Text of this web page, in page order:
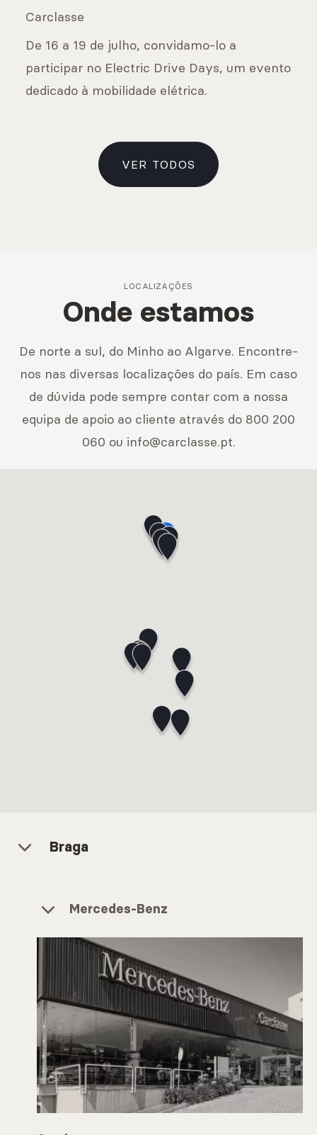
Carclasse
De 16 a 19 de julho, convidamo-lo a
participar no Electric Drive Days, um evento
dedicado à mobilidade elétrica.
VER TODOS
LOCALIZAÇÕES
Onde estamos
De norte a sul, do Minho ao Algarve. Encontre-
nos nas diversas localizações do país. Em caso
de dúvida pode sempre contar com a nossa
equipa de apoio ao cliente através do 800 200
060 ou info@carclasse.pt.
Braga
Mercedes-Benz